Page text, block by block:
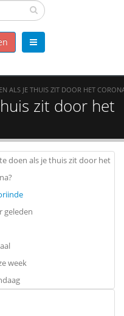
ALS JE THUIS ZIT DOOR HET
zit door het
doen als je thuis zit door het
geleden
week